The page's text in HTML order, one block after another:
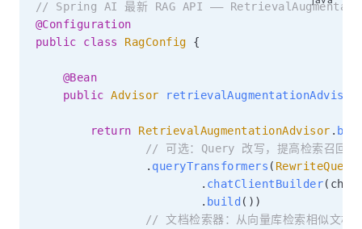
// Spring AI 最新 RAG API ——
@Configuration
public
class RagConfig {
@Bean
public Advisor retrievalAugmentationAdvisor
return RetrievalAugmentationAdvisor .
// 可选：Query 改写，提高检索召回率
. queryTransformers (
. chatClientBuilder(
. build ( ) )
// 文档检索器：从向量库检索相似文档